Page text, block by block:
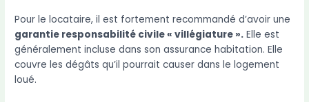
Pour le locataire, il est fortement recommandé d’avoir une
garantie responsabilité civile « villégiature ». Elle est
généralement incluse dans son assurance habitation. Elle
couvre les dégâts qu’il pourrait causer dans le logement
loué.